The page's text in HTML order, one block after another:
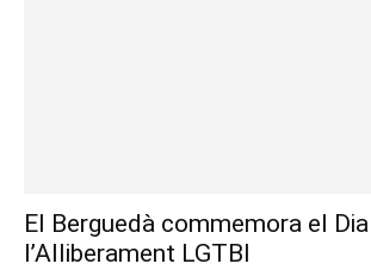
El Berguedà commemora el
l’Alliberament LGTBI